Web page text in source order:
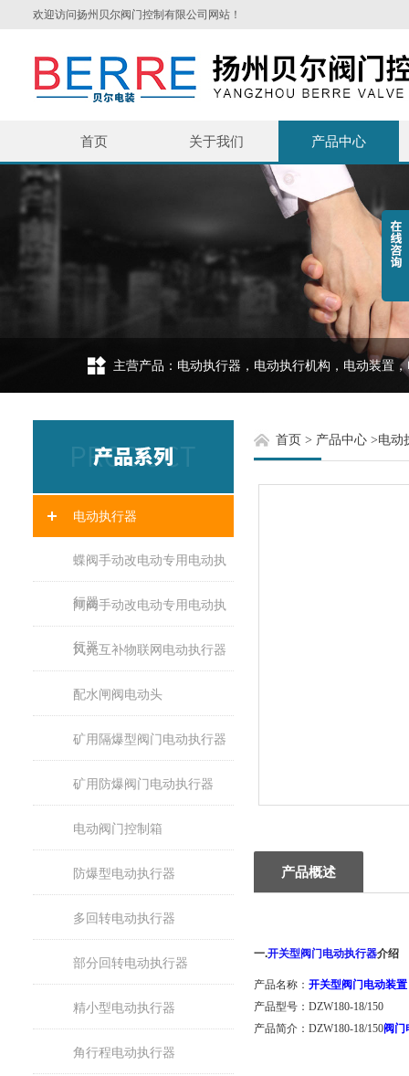
欢迎访问扬州贝尔阀门控制有限公司网站！
首页 关于我们 产品中心
主营产品：电动执行器，电动执行机构，电动装置
电动执行器
蝶阀手动改电动专用电动执
行器
闸阀手动改电动专用电动执
行器
风光互补物联网电动执行器
配水闸阀电动头
矿用隔爆型阀门电动执行器
矿用防爆阀门电动执行器
电动阀门控制箱
防爆型电动执行器
多回转电动执行器
部分回转电动执行器
精小型电动执行器
角行程电动执行器
首页 > 产品中心>电动
产品概述
一.开关型阀门电动执行器介绍
产品名称： 开关型阀门电动装置
产品型号：DZW180-18/150
产品简介：DZW180-18/150阀门